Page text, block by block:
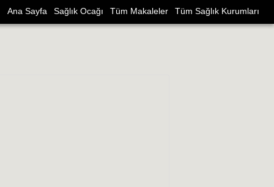
Ana Sayfa Sağlık Ocağı Tüm Makaleler Tüm Sağlık Kurumları